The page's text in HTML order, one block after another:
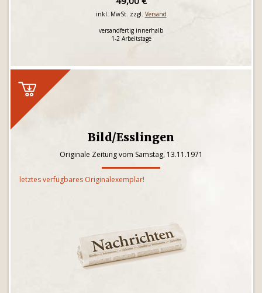
inkl. MwSt. zzgl. Versand
versandfertig innerhalb
1-2 Arbeitstage
Bild/Esslingen
Originale Zeitung vom Samstag, 13.11.1971
letztes verfügbares Originalexemplar!